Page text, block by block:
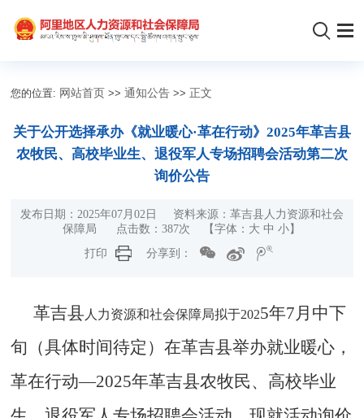
您的位置: 网站首页 >>通知公告 >> 正文
关于公开选择承办《就业暖心·革在行动》2025年革吉县
农牧民、高校毕业生、退役军人专场招聘会活动第二次
询价公告
发布日期：2025年07月02日 资料来源：革吉县人力资源和社会
保障局 点击数：387次 【字体： 大 中 小 】
打印
分享到：
革吉县 人力资源和社会保障局拟于2025年7 月中下
旬（具体时间待定）在革吉县举办就业暖心，
革在行动—2025年革吉县农牧民、 高校毕业